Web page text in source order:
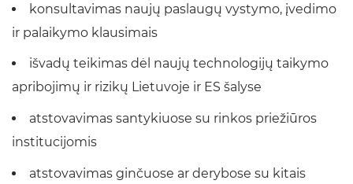
konsultavimas naujų paslaugų vystymo, įvedimo
ir palaikymo klausimais
išvadų teikimas dėl naujų technologijų taikymo
apribojimų ir rizikų Lietuvoje ir ES šalyse
atstovavimas santykiuose su rinkos priežiūros
institucijomis
atstovavimas ginčuose ar derybose su kitais